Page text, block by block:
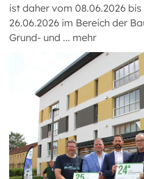
ist daher vom 08.06.2026
26.06.2026 im Bereich der
Grund- und ... mehr